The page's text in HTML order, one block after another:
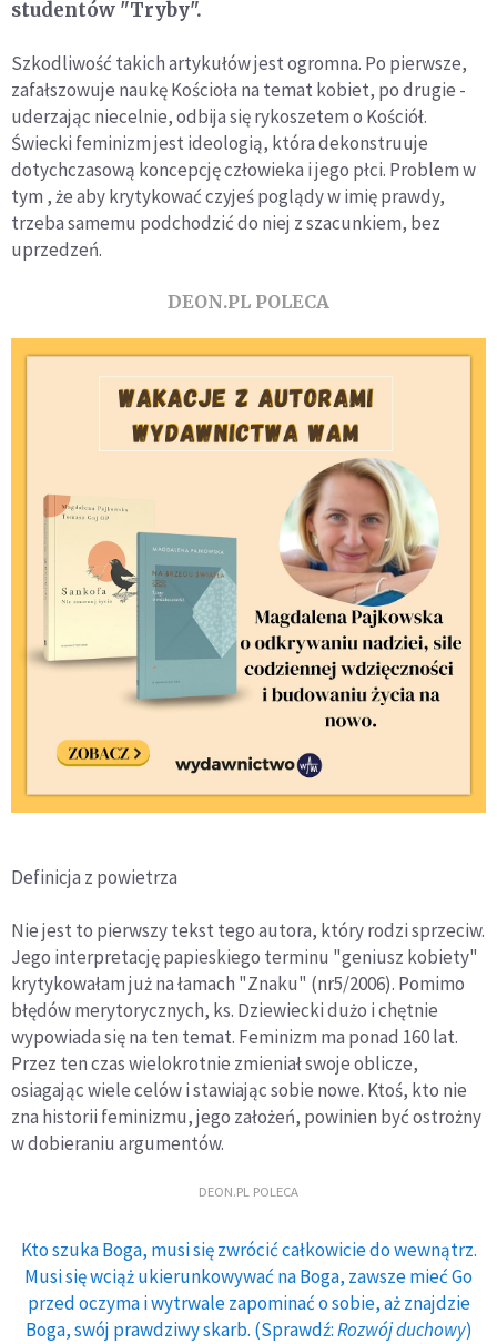
studentów "Tryby".
Szkodliwość takich artykułów jest ogromna. Po pierwsze,
zafałszowuje naukę Kościoła na temat kobiet, po drugie -
uderzając niecelnie, odbija się rykoszetem o Kościół.
Świecki feminizm jest ideologią, która dekonstruuje
dotychczasową koncepcję człowieka i jego płci. Problem w
tym , że aby krytykować czyjeś poglądy w imię prawdy,
trzeba samemu podchodzić do niej z szacunkiem, bez
uprzedzeń.
DEON.PL POLECA
Definicja z powietrza
Nie jest to pierwszy tekst tego autora, który rodzi sprzeciw.
Jego interpretację papieskiego terminu "geniusz kobiety"
krytykowałam już na łamach "Znaku" (nr5/2006). Pomimo
błędów merytorycznych, ks. Dziewiecki dużo i chętnie
wypowiada się na ten temat. Feminizm ma ponad 160 lat.
Przez ten czas wielokrotnie zmieniał swoje oblicze,
osiagając wiele celów i stawiając sobie nowe. Ktoś, kto nie
zna historii feminizmu, jego założeń, powinien być ostrożny
w dobieraniu argumentów.
DEON.PL POLECA
Kto szuka Boga, musi się zwrócić całkowicie do wewnątrz.
Musi się wciąż ukierunkowywać na Boga, zawsze mieć Go
przed oczyma i wytrwale zapominać o sobie, aż znajdzie
Boga, swój prawdziwy skarb. (Sprawdź:Rozwój duchowy)